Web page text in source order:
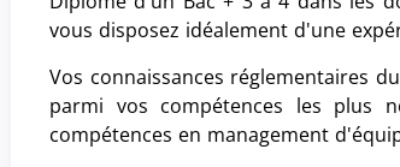
vous disposez idéalement d'une
Vos connaissances réglementaires
parmi vos compétences les plus
compétences en management